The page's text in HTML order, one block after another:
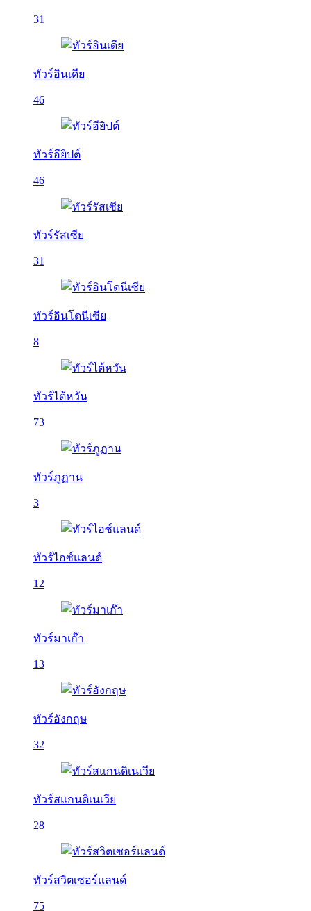
31
ทัวร์อินเดีย
46
ทัวร์อียิปต์
46
ทัวร์รัสเซีย
31
ทัวร์อินโดนีเซีย
8
ทัวร์ไต้หวัน
73
ทัวร์ภูฏาน
3
ทัวร์ไอซ์แลนด์
12
ทัวร์มาเก๊า
13
ทัวร์อังกฤษ
32
ทัวร์สแกนดิเนเวีย
28
ทัวร์สวิตเซอร์แลนด์
75